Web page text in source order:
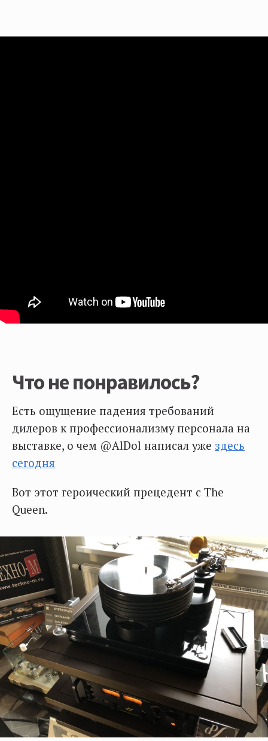
Что не понравилось?
Есть ощущение падения требований
дилеров к профессионализму персонала на
выставке, о чем @AlDol написал уже здесь
сегодня
Вот этот героический прецедент с The
Queen.